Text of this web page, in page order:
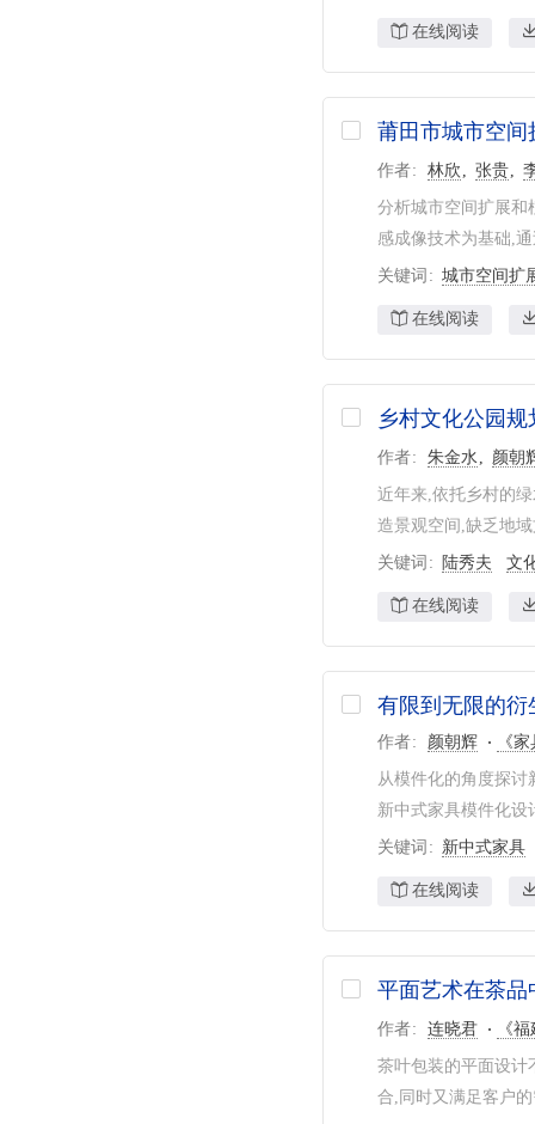
在线阅读
莆田市城市空
作者 林欣 张贵
分析城市空间扩展和
感成像技术为基础,
关键词 城市空间扩
在线阅读
乡村文化公园
作者 朱金水 颜朝
近年来,依托乡村的
造景观空间,缺乏地
关键词 陆秀夫 文
在线阅读
有限到无限的
作者 颜朝辉 《
从模件化的角度探
新中式家具模件化
关键词 新中式家具
在线阅读
平面艺术在茶品
作者 连晓君 《
茶叶包装的平面设计
合,同时又满足客户